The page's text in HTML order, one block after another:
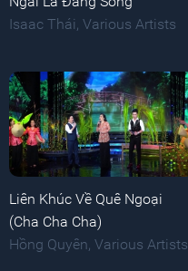
Isaac Thái, Various Artists
Liên Khúc Về Quê Ngoại
(Cha Cha Cha)
Hồng Quyên Various Artists